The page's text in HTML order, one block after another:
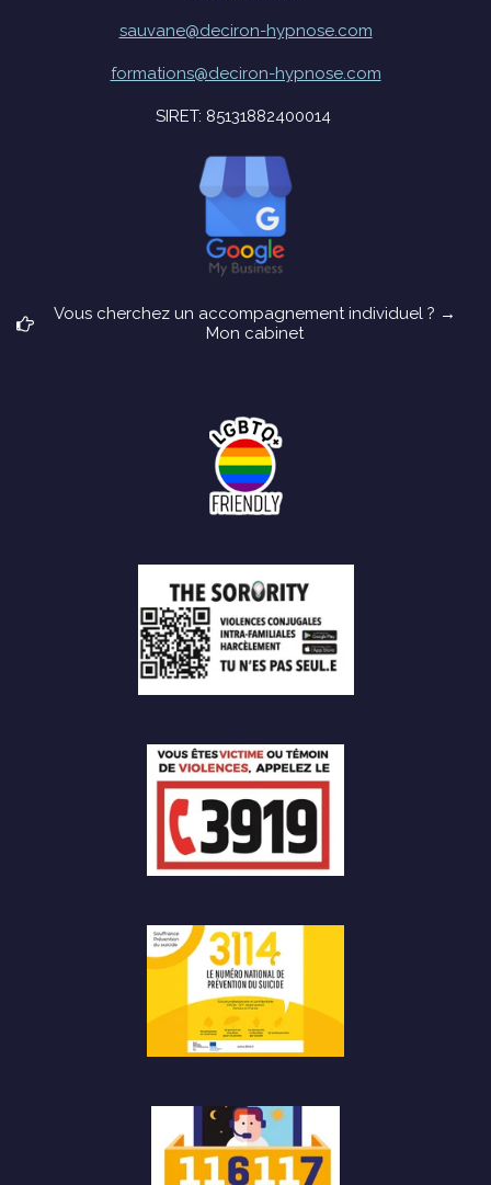
sauvane@deciron-hypnose.com
formations@deciron-hypnose.com
SIRET: 85131882400014
Vous cherchez un accompagnement individuel ? →
Mon cabinet